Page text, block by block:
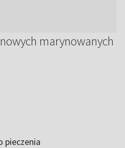
marynowanych
pieczenia